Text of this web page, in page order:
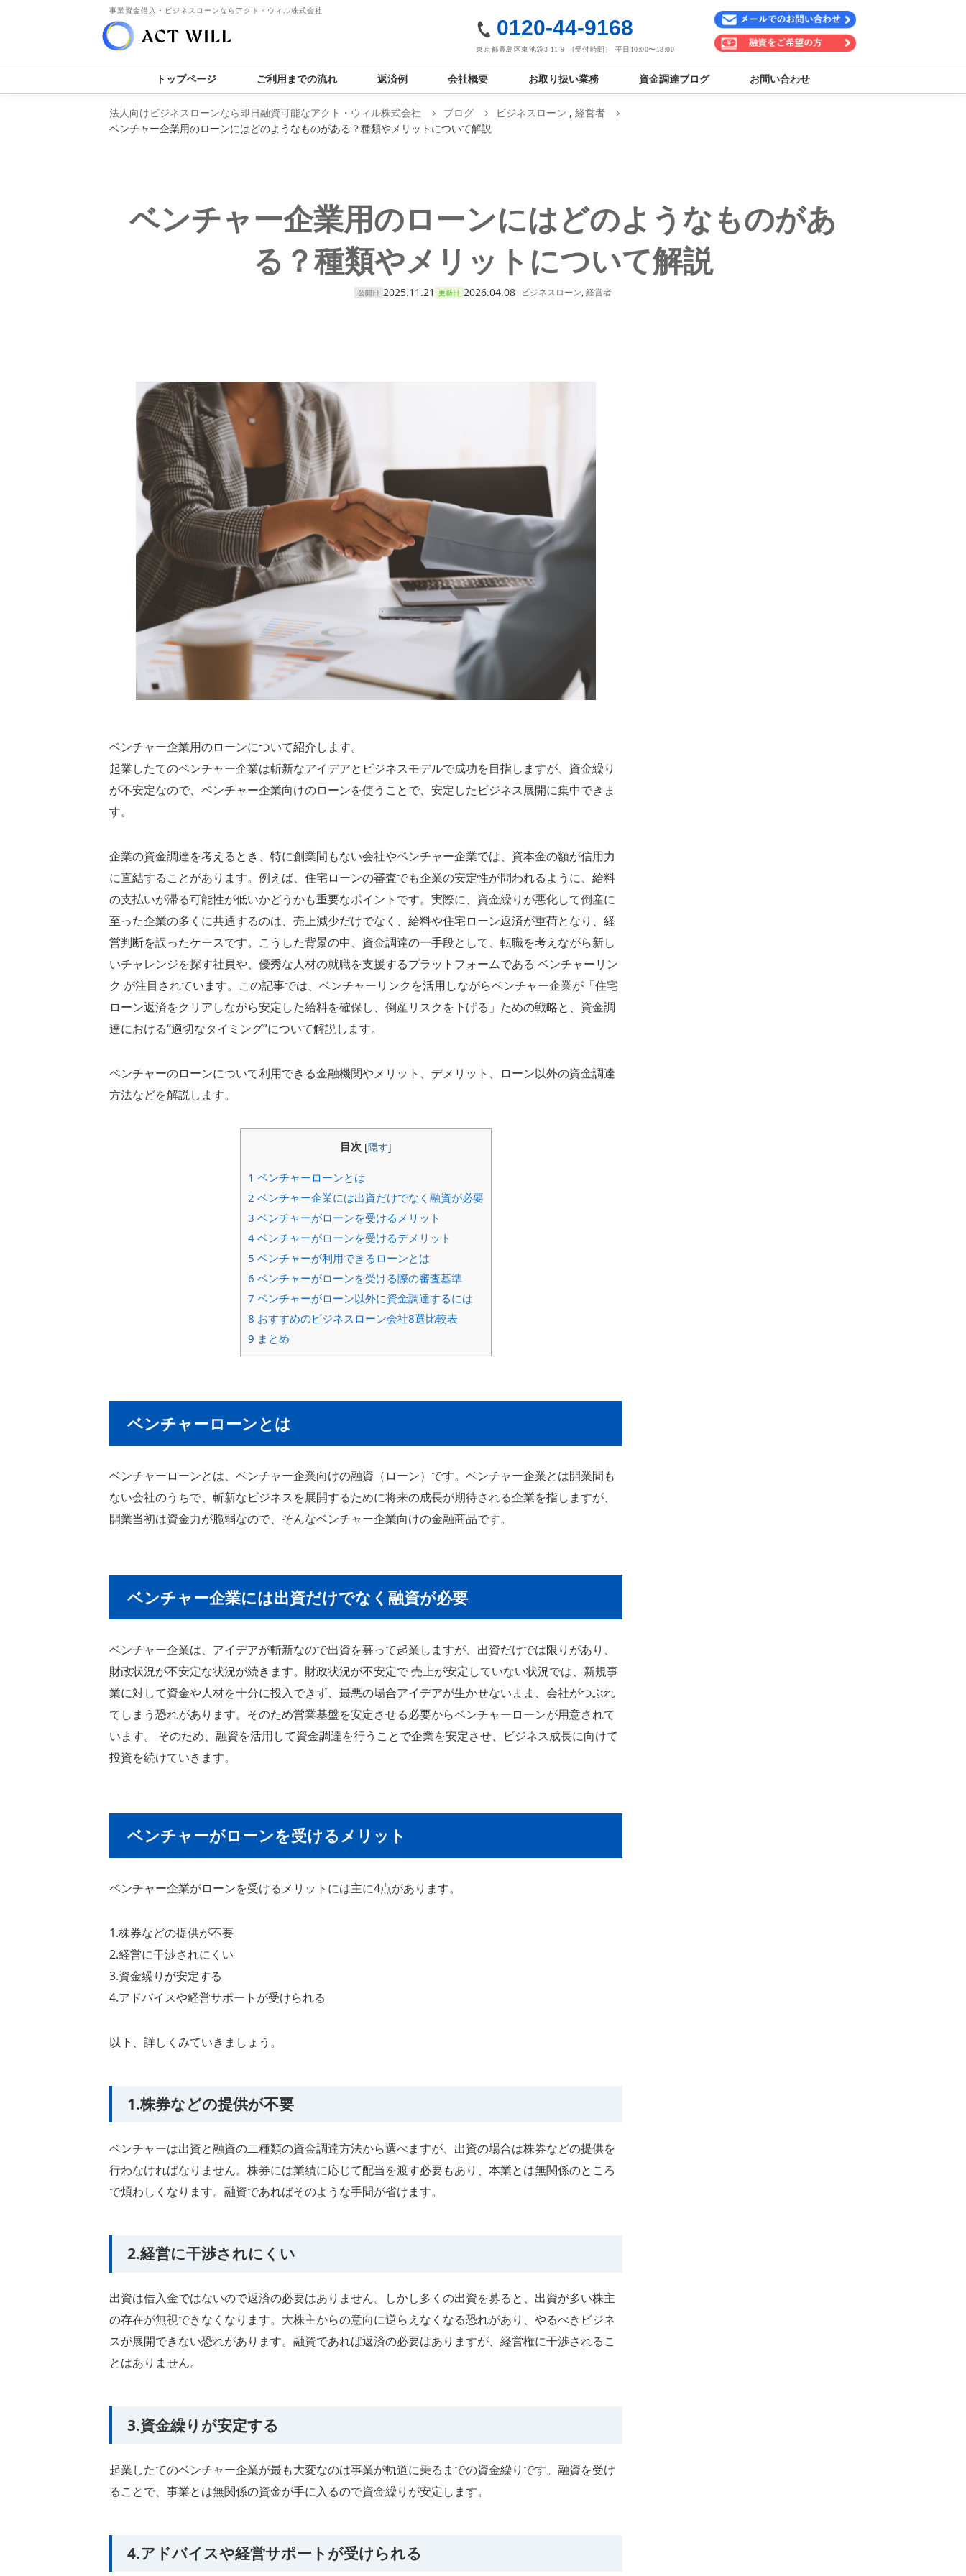
事業資金借入・ビジネスローンならアクト・ウィル株式会社
0120-44-9168
東京都豊島区東池袋3-11-9 [受付時間] 平日10:00〜18:00
トップページ ご利用までの流れ 返済例 会社概要 お取り扱い業務 資金調達ブログ お問い合わせ
法人向けビジネスローンなら即日融資可能なアクト・ウィル株式会社 ブログ ビジネスローン , 経営者
ベンチャー企業用のローンにはどのようなものがある？種類やメリットについて解説
ベンチャー企業用のローンにはどのようなものがあ
る？種類やメリットについて解説
公開日 2025.11.21 更新日 2026.04.08 ビジネスローン,経営者
ベンチャー企業用のローンについて紹介します。
起業したてのベンチャー企業は斬新なアイデアとビジネスモデルで成功を目指しますが、資金繰り
が不安定なので、ベンチャー企業向けのローンを使うことで、安定したビジネス展開に集中できま
す。
企業の資金調達を考えるとき、特に創業間もない会社やベンチャー企業では、資本金の額が信用力
に直結することがあります。例えば、住宅ローンの審査でも企業の安定性が問われるように、給料
の支払いが滞る可能性が低いかどうかも重要なポイントです。実際に、資金繰りが悪化して倒産に
至った企業の多くに共通するのは、売上減少だけでなく、給料や住宅ローン返済が重荷となり、経
営判断を誤ったケースです。こうした背景の中、資金調達の一手段として、転職を考えながら新し
いチャレンジを探す社員や、優秀な人材の就職を支援するプラットフォームである ベンチャーリン
ク が注目されています。この記事では、ベンチャーリンクを活用しながらベンチャー企業が「住宅
ローン返済をクリアしながら安定した給料を確保し、倒産リスクを下げる」ための戦略と、資金調
達における“適切なタイミング”について解説します。
ベンチャーのローンについて利用できる金融機関やメリット、デメリット、ローン以外の資金調達
方法などを解説します。
目次 [隠す]
1 ベンチャーローンとは
2 ベンチャー企業には出資だけでなく融資が必要
3 ベンチャーがローンを受けるメリット
4 ベンチャーがローンを受けるデメリット
5 ベンチャーが利用できるローンとは
6 ベンチャーがローンを受ける際の審査基準
7 ベンチャーがローン以外に資金調達するには
8 おすすめのビジネスローン会社8選比較表
9 まとめ
ベンチャーローンとは
ベンチャーローンとは、ベンチャー企業向けの融資（ローン）です。ベンチャー企業とは開業間も
ない会社のうちで、斬新なビジネスを展開するために将来の成長が期待される企業を指しますが、
開業当初は資金力が脆弱なので、そんなベンチャー企業向けの金融商品です。
ベンチャー企業には出資だけでなく融資が必要
ベンチャー企業は、アイデアが斬新なので出資を募って起業しますが、出資だけでは限りがあり、
財政状況が不安定な状況が続きます。財政状況が不安定で 売上が安定していない状況では、新規事
業に対して資金や人材を十分に投入できず、最悪の場合アイデアが生かせないまま、会社がつぶれ
てしまう恐れがあります。そのため営業基盤を安定させる必要からベンチャーローンが用意されて
います。 そのため、融資を活用して資金調達を行うことで企業を安定させ、ビジネス成長に向けて
投資を続けていきます。
ベンチャーがローンを受けるメリット
ベンチャー企業がローンを受けるメリットには主に4点があります。
1.株券などの提供が不要
2.経営に干渉されにくい
3.資金繰りが安定する
4.アドバイスや経営サポートが受けられる
以下、詳しくみていきましょう。
1.株券などの提供が不要
ベンチャーは出資と融資の二種類の資金調達方法から選べますが、出資の場合は株券などの提供を
行わなければなりません。株券には業績に応じて配当を渡す必要もあり、本業とは無関係のところ
で煩わしくなります。融資であればそのような手間が省けます。
2.経営に干渉されにくい
出資は借入金ではないので返済の必要はありません。しかし多くの出資を募ると、出資が多い株主
の存在が無視できなくなります。大株主からの意向に逆らえなくなる恐れがあり、やるべきビジネ
スが展開できない恐れがあります。融資であれば返済の必要はありますが、経営権に干渉されるこ
とはありません。
3.資金繰りが安定する
起業したてのベンチャー企業が最も大変なのは事業が軌道に乗るまでの資金繰りです。融資を受け
ることで、事業とは無関係の資金が手に入るので資金繰りが安定します。
4.アドバイスや経営サポートが受けられる